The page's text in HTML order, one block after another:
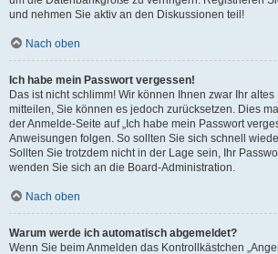
und nehmen Sie aktiv an den Diskussionen teil!
Nach oben
Ich habe mein Passwort vergessen!
Das ist nicht schlimm! Wir können Ihnen zwar Ihr
mitteilen, Sie können es jedoch zurücksetzen. Dies
der Anmelde-Seite auf „Ich habe mein Passwort
Anweisungen folgen. So sollten Sie sich schnell
Sollten Sie trotzdem nicht in der Lage sein, Ihr
wenden Sie sich an die Board-Administration.
Nach oben
Warum werde ich automatisch abgemeldet?
Wenn Sie beim Anmelden das Kontrollkästchen